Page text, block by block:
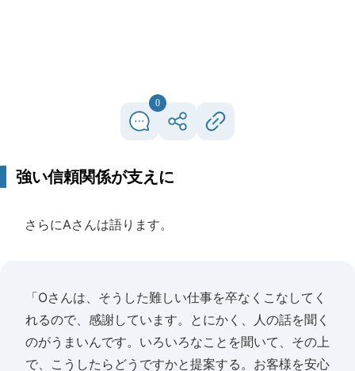
0
強い信頼関係が支えに
さらにAさんは語ります。
「Oさんは、そうした難しい仕事を卒なくこなしてく
れるので、感謝しています。とにかく、人の話を聞く
のがうまいんです。いろいろなことを聞いて、その上
で、こうしたらどうですかと提案する。お客様を安心